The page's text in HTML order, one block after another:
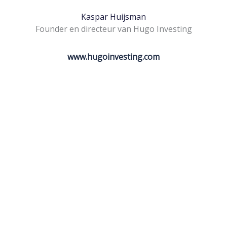
Kaspar Huijsman
Founder en directeur van Hugo Investing
www.hugoinvesting.com